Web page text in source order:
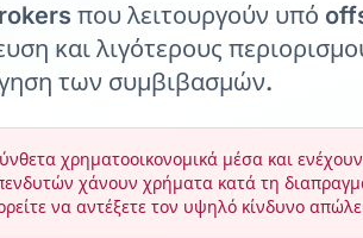
που λειτουργούν υπό
και λιγότερους
των συμβιβασμών.
χρηματοοικονομικά μέσα και
χάνουν χρήματα κατά τη
να αντέξετε τον υψηλό κίνδυνο